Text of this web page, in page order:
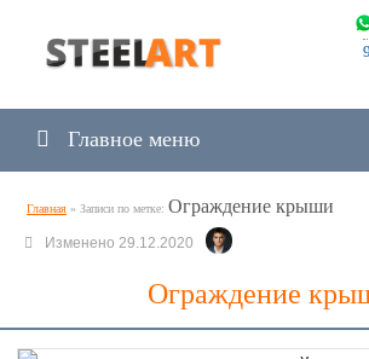
Главное меню
Главная » Записи по метке: Ограждение крыши
Изменено 29.12.2020
Ограждение